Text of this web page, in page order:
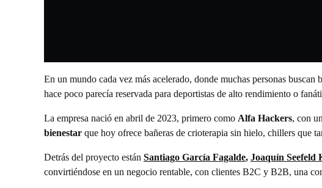
En un mundo cada vez más acelerado, donde muchas personas buscan
hace poco parecía reservada para deportistas de alto rendimiento o
La empresa nació en abril de 2023, primero como Alfa Hackers, con
bienestar que hoy ofrece bañeras de crioterapia sin hielo, chillers que
Detrás del proyecto están Santiago García Fagalde, Joaquín Seefeld
convirtiéndose en un negocio rentable, con clientes B2C y B2B, una